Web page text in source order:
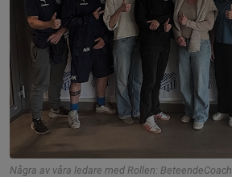
Några av våra ledare med Rollen: BeteendeCoach